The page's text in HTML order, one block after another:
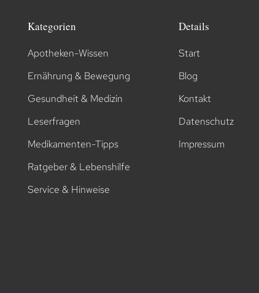
Kategorien
Apotheken-Wissen
Ernährung & Bewegung
Gesundheit & Medizin
Leserfragen
Medikamenten-Tipps
Ratgeber & Lebenshilfe
Service & Hinweise
Details
Start
Blog
Kontakt
Datenschutz
Impressum